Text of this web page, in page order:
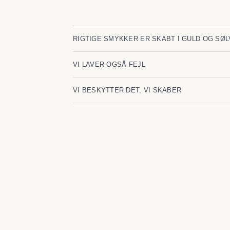
RIGTIGE SMYKKER ER SKABT I GULD OG
VI LAVER OGSÅ FEJL
VI BESKYTTER DET, VI SKABER